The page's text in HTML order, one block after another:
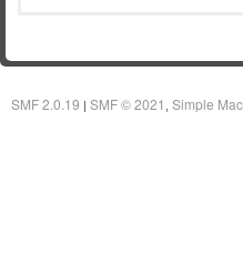
SMF 2.0.19 | SMF © 2021 Simple